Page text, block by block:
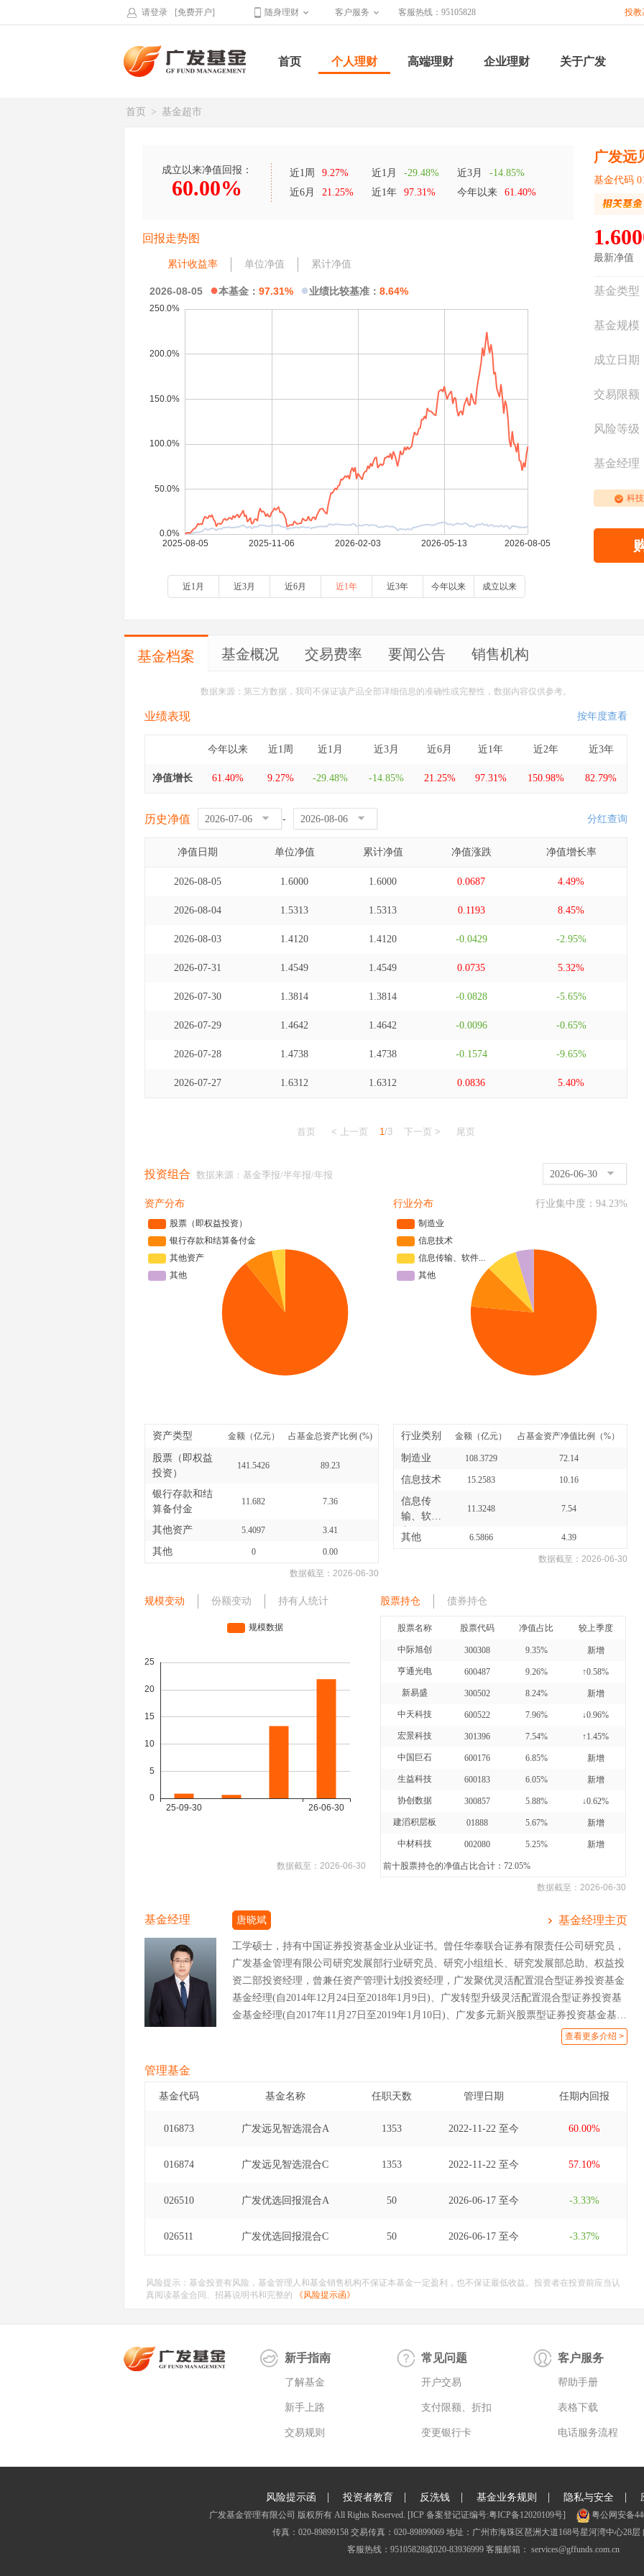
请登录 [免费开户] 随身理财 客户服务 客服热线：95105828 投教
首页 个人理财 高端理财 企业理财 关于广发
首页 > 基金超市
成立以来净值回报：
60.00%
近1周 9.27% 近1月 -29.48% 近3月
-14.85%
近6月
21.25% 近1年 97.31% 今年以来 61.40%
回报走势图
累计收益率 单位净值 累计净值
2026-08-05 ●本基金： 97.31% ●业绩比较基准： 8.64%
近1月 近3月 近6月 近1年 近3年 今年以来 成立以来
广发远
基金代码
最新净值
基金类型
基金规模
成立日期
交易限额
风险等级
基金经理
科技
基金档案 基金概况 交易费率 要闻公告 销售机构
数据来源：第三方数据，我司不保证该产品全部详细信息的准确性或完整性，数据内容仅供参考。
业绩表现 按年度查看
今年以来 近1周 近1月 近3月 近6月 近1年 近2年 近3年
净值增长 61.40% 9.27% -29.48% -14.85% 21.25% 97.31% 150.98% 82.79%
历史净值 - 分红查询
净值日期 单位净值 累计净值 净值涨跌 净值增长率
2026-08-05 1.6000 1.6000 0.0687 4.49%
2026-08-04 1.5313 1.5313 0.1193 8.45%
2026-08-03 1.4120 1.4120 -0.0429 -2.95%
2026-07-31 1.4549 1.4549 0.0735 5.32%
2026-07-30 1.3814 1.3814 -0.0828 -5.65%
2026-07-29 1.4642 1.4642 -0.0096 -0.65%
2026-07-28 1.4738 1.4738 -0.1574 -9.65%
2026-07-27 1.6312 1.6312 0.0836 5.40%
首页 < 上一页 1/3 下一页 > 尾页
投资组合 数据来源：基金季报/半年报/年报 2026-06-30
资产分布
资产类型 金额（亿元） 占基金总资产比例 (%)
股票（即权益
投资）
141.5426 89.23
银行存款和结
算备付金
11.682 7.36
其他资产 5.4097 3.41
其他 0 0.00
数据截至： 2026-06-30
行业分布 行业集中度： 94.23%
行业类别 金额（亿元） 占基金资产净值比例（%）
制造业 108.3729 72.14
信息技术 15.2583 10.16
信息传
输、软件
和信息
11.3248 7.54
其他 6.5866 4.39
数据截至： 2026-06-30
规模变动 份额变动 持有人统计
数据截至： 2026-06-30
股票持仓 债券持仓
股票名称 股票代码 净值占比 较上季度
中际旭创 300308 9.35% 新增
亨通光电 600487 9.26% ↑0.58%
新易盛 300502 8.24% 新增
中天科技 600522 7.96% ↓0.96%
宏景科技 301396 7.54% ↑1.45%
中国巨石 600176 6.85% 新增
生益科技 600183 6.05% 新增
协创数据 300857 5.88% ↓0.62%
建滔积层板 01888 5.67% 新增
中材科技 002080 5.25% 新增
前十股票持仓的净值占比合计：72.05%
数据截至： 2026-06-30
基金经理 唐晓斌 基金经理主页
工学硕士，持有中国证券投资基金业从业证书。曾任华泰联合证券有限责任公司研究员，
广发基金管理有限公司研究发展部行业研究员、研究小组组长、研究发展部总助、权益投
资二部投资经理，曾兼任资产管理计划投资经理，广发聚优灵活配置混合型证券投资基金
基金经理(自2014年12月24日至2018年1月9日)、广发转型升级灵活配置混合型证券投资基
金基金经理(自2017年11月27日至2019年1月10日)、广发多元新兴股票型证券投资基金基金
经理(自2020年3月2日至2025年8月21日)、广发瑞锦一年定期开放混合型证券投资基金基金
金经理(自2022年1月19日至2026年4月25日)。
查看更多介绍 >
管理基金
基金代码 基金名称 任职天数 管理日期 任期内回报
016873 广发远见智选混合A 1353 2022-11-22 至今 60.00%
016874 广发远见智选混合C 1353 2022-11-22 至今 57.10%
026510 广发优选回报混合A 50 2026-06-17 至今 -3.33%
026511 广发优选回报混合C 50 2026-06-17 至今 -3.37%
风险提示：基金投资有风险，基金管理人和基金销售机构不保证本基金一定盈利，也不保证最低收益。投资者在投资前应当认
真阅读基金合同、招募说明书和完整的
《风险提示函》
新手指南
了解基金
新手上路
交易规则
常见问题
开户交易
支付限额、折扣
变更银行卡
客户服务
帮助手册
表格下载
电话服务流程
风险提示函 | 投资者教育 | 反洗钱 | 基金业务规则 | 隐私与安全 |
广发基金管理有限公司 版权所有 All Rights Reserved. [ICP 备案登记证编号:粤ICP备12020109号]
粤公网安备
传真：020-89899158 交易传真：020-89899069 地址：广州市海珠区琶洲大道168号星河湾中心28层
客服热线：95105828或020-83936999 客服邮箱： services@gffunds.com.cn